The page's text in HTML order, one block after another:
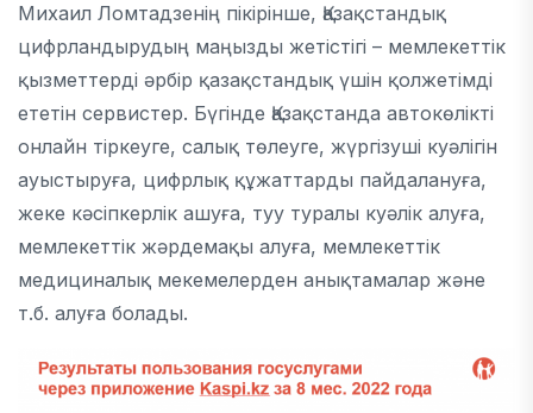
Михаил Ломтадзенің пікірінше, Қазақстандық
цифрландырудың маңызды жетістігі – мемлекеттік
қызметтерді әрбір қазақстандық үшін қолжетімді
ететін сервистер. Бүгінде Қазақстанда автокөлікті
онлайн тіркеуге, салық төлеуге, жүргізуші куәлігін
ауыстыруға, цифрлық құжаттарды пайдалануға,
жеке кәсіпкерлік ашуға, туу туралы куәлік алуға,
мемлекеттік жәрдемақы алуға, мемлекеттік
медициналық мекемелерден анықтамалар және
т.б. алуға болады.